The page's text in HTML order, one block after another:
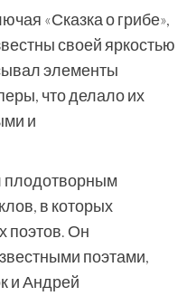
«Сказка о грибе»,
своей яркостью
элементы
что делало их
и
плодотворным
в которых
поэтов. Он
поэтами,
и Андрей